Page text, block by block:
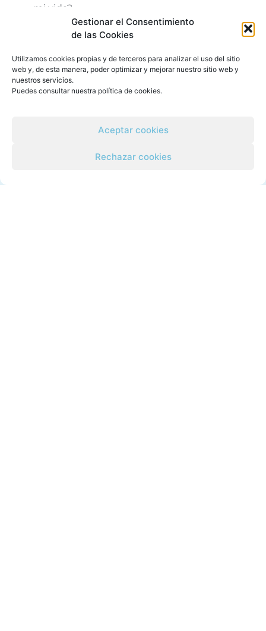
Gestionar el Consentimiento
de las Cookies
Utilizamos cookies propias y de terceros para analizar el uso del sitio
web y, de esta manera, poder optimizar y mejorar nuestro sitio web y
nuestros servicios.
Puedes consultar nuestra política de cookies.
Aceptar cookies
Rechazar cookies
mi vida?
Este enfoque no es una fórmula mágica, pero sí un
Ahora que conoces sus fundamentos, puedes
empezar a valorar si es el paso que necesitas para
recuperar el control de tu vida.